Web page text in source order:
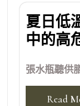
夏日低
中的高
張水瓶聽供
Read